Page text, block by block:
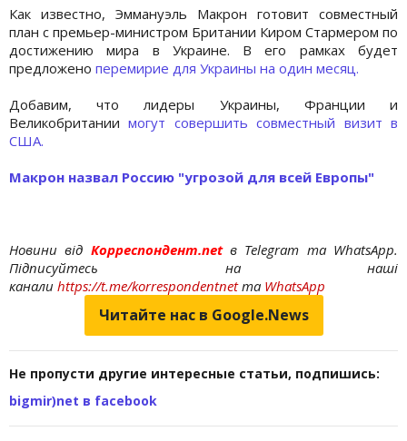
Как известно, Эммануэль Макрон готовит совместный
план с премьер-министром Британии Киром Стармером по
достижению мира в Украине. В его рамках будет
предложено перемирие для Украины на один месяц.
Добавим, что лидеры Украины, Франции и
Великобританиимогут совершить совместный визит в
США.
Макрон назвал Россию "угрозой для всей Европы"
Новини від Корреспондент.netв Telegram та WhatsApp.
Підписуйтесь на наші
канали https://t.me/korrespondentnetта WhatsApp
Читайте нас в Google.News
Не пропусти другие интересные статьи, подпишись:
bigmir)net в facebook